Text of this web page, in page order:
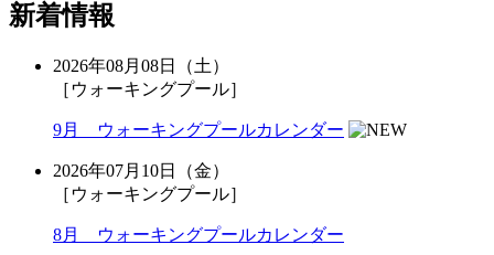
新着情報
2026年08月08日（土）
［ウォーキングプール］
9月 ウォーキングプールカレンダー
2026年07月10日（金）
［ウォーキングプール］
8月 ウォーキングプールカレンダー